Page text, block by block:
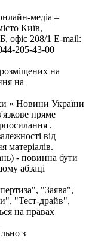
медіа –
Київ,
208/1 E-mail:
205-43-00
на
на
« Новини України
пряме
.
від
матеріалів.
- повинна бути
абзаці
"Заява",
"Тест-драйв",
на правах
з